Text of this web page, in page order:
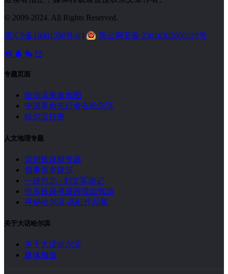
© 2009-2024. All Rights Reserved.
黑ICP备16001590号-6 | 黑公网安备 23010302000329号
专题页面
哈尔滨美食地图
中国革命先行者在哈尔滨
哈尔滨往事
人文地理专题
滨州铁路桥专题
领事馆老建筑
一路向北 · 刘文军游记
中东铁路寻迹跨境自驾游
寻秘哈尔滨-高虹作品集
关于大话哈尔滨
关于大话哈尔滨
媒体报道